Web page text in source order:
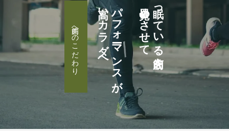
眠っている筋肉を
目覚めさせて
パフォーマンスが
高いカラダへ
筋肉へのこだわり